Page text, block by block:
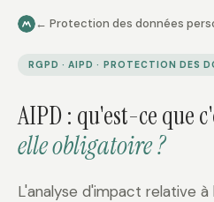
← Protection des données
RGPD · AIPD · PROTECTION DES
AIPD : qu'est-ce que
elle obligatoire ?
L'analyse d'impact relative